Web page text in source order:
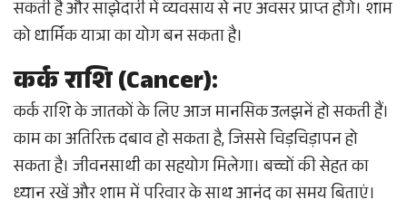
सकती है और साझेदारी में व्यवसाय से नए अवसर प्राप्त होंगे। शाम
को धार्मिक यात्रा का योग बन सकता है।
कर्क राशि (Cancer):
कर्क राशि के जातकों के लिए आज मानसिक उलझनें हो सकती हैं।
काम का अतिरिक्त दबाव हो सकता है, जिससे चिड़चिड़ापन हो
सकता है। जीवनसाथी का सहयोग मिलेगा। बच्चों की सेहत का
ध्यान रखें और शाम में परिवार के साथ आनंद का समय बिताएं।